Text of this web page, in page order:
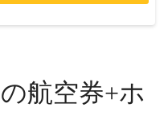
航空券+ホ